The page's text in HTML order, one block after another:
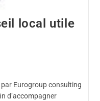
local utile
Eurogroup consulting
d’accompagner